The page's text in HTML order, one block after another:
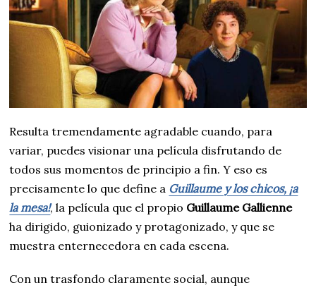
Resulta tremendamente agradable cuando, para
variar, puedes visionar una película disfrutando de
todos sus momentos de principio a fin. Y eso es
precisamente lo que define a Guillaume y los chicos, ¡a
la mesa!, la película que el propio Guillaume Gallienne
ha dirigido, guionizado y protagonizado, y que se
muestra enternecedora en cada escena.
Con un trasfondo claramente social, aunque